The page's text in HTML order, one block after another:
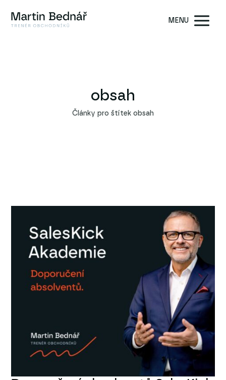
MENU
obsah
Články pro štítek obsah